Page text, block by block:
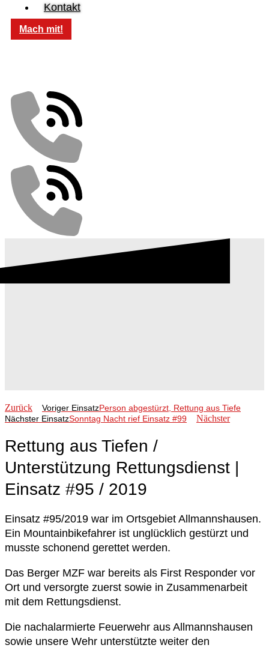
Kontakt
Mach mit!
Zurück Voriger EinsatzPerson abgestürzt, Rettung aus Tiefe
Nächster EinsatzSonntag Nacht rief Einsatz #99 Nächster
Rettung aus Tiefen /
Unterstützung Rettungsdienst |
Einsatz #95 / 2019
Einsatz #95/2019 war im Ortsgebiet Allmannshausen.
Ein Mountainbikefahrer ist unglücklich gestürzt und
musste schonend gerettet werden.
Das Berger MZF war bereits als First Responder vor
Ort und versorgte zuerst sowie in Zusammenarbeit
mit dem Rettungsdienst.
Die nachalarmierte Feuerwehr aus Allmannshausen
sowie unsere Wehr unterstützte weiter den